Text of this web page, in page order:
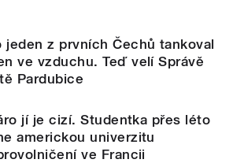
jeden z prvních Čechů tankoval
ve vzduchu. Teď velí Správě
Pardubice
jí je cizí. Studentka přes léto
americkou univerzitu
ve Francii